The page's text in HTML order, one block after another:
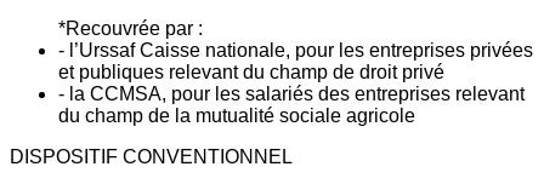
*Recouvrée par :
- l’Urssaf Caisse nationale, pour les entreprises privées
et publiques relevant du champ de droit privé
- la CCMSA, pour les salariés des entreprises relevant
du champ de la mutualité sociale agricole
DISPOSITIF CONVENTIONNEL